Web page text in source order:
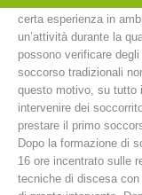
certa esperienza in
un’attività durante la
possono verificare
soccorso tradizionali
questo motivo, su tutto
intervenire dei
prestare il primo
Dopo la formazione di
16 ore incentrato sulle
tecniche di discesa